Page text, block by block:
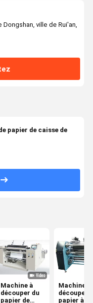
ville de Rui'an,
papier de caisse de
Machine à
découper du
papier de
Machine à
découper
papier à